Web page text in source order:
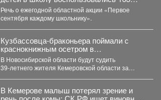
малообеспеченные семьи
Междуреченска.
Речь о ежегодной областной акции «Первое
сентября каждому школьнику».
Кузбассовца-браконьера поймали с
краснокнижным осетром в
Новосибирске
В Новосибирской области будут судить
39‑летнего жителя Кемеровской области за
В Кемерове малыш потерял зрение и